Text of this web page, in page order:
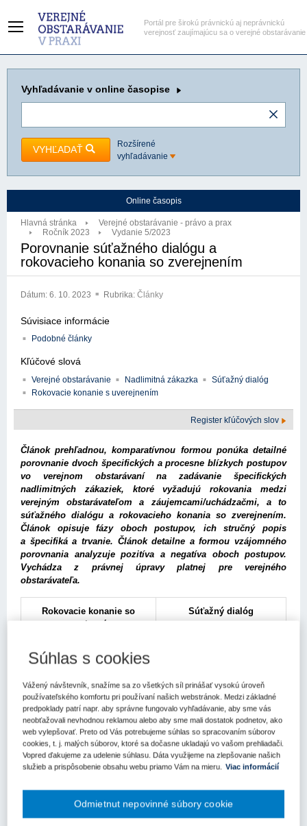
Portál pre širokú právnickú aj neprávnickú
verejnosť zaujímajúcu sa o verejné obstarávanie
Vyhľadávanie v online časopise
VYHĽADAŤ
Rozšírené
vyhľadávanie
Online časopis
Hlavná stránka
Verejné obstarávanie - právo a prax
Ročník 2023
Vydanie 5/2023
Porovnanie súťažného dialógu a
rokovacieho konania so zverejnením
Dátum: 6. 10. 2023 Rubrika: Články
Súvisiace informácie
Podobné články
Kľúčové slová
Verejné obstarávanie Nadlimitná zákazka
Súťažný dialóg
Rokovacie konanie s uverejnením
Register kľúčových slov
Článok prehľadnou, komparatívnou formou ponúka detailné
porovnanie dvoch špecifických a procesne blízkych postupov
vo verejnom obstarávaní na zadávanie špecifických
nadlimitných zákaziek, ktoré vyžadujú rokovania medzi
verejným obstarávateľom a záujemcami/uchádzačmi, a to
súťažného dialógu a rokovacieho konania so zverejnením.
Článok opisuje fázy oboch postupov, ich stručný popis
a špecifiká a trvanie. Článok detailne a formou vzájomného
porovnania analyzuje pozitíva a negatíva oboch postupov.
Vychádza z právnej úpravy platnej pre verejného
obstarávateľa.
Rokovacie konanie so
zverejnením
Súťažný dialóg
Základné informácie
Rokovacie konanie so
zverejnením je pre verejného
obstarávateľa upravené v § 70
až § 73 zákona č. 343/2015
Z. z. zákona o verejnom
obstarávaní a o zmene
zákonov v z. n. p. (ďalej len
Súťažný dialóg je pre
verejného obstarávateľa
upravený v § 74 až § 77
Súhlas s cookies
Vážený návštevník, snažíme sa zo všetkých síl prinášať vysokú úroveň
používateľského komfortu pri používaní našich webstránok. Medzi základné
predpoklady patrí napr. aby správne fungovalo vyhľadávanie, aby sme vás
neobťažovali nevhodnou reklamou alebo aby sme mali dostatok podnetov, ako
web vylepšovať. Preto od Vás potrebujeme súhlas so spracovaním súborov
cookies, t. j. malých súborov, ktoré sa dočasne ukladajú vo vašom prehliadači.
Vopred ďakujeme za udelenie súhlasu. Dáta využijeme na zlepšovanie našich
služieb a prispôsobenie obsahu webu priamo Vám na mieru. Viac informácií
Odmietnut nepovinné súbory cookie